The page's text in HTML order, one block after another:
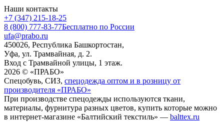
Наши контакты
+7 (347) 215-18-25
8 (800) 777-83-77Бесплатно по России
ufa@prabo.ru
450026, Республика Башкортостан,
Уфа, ул. Трамвайная, д. 2.
Вход с Трамвайной улицы, 1 этаж.
2026 © «ПРАБО»
Спецобувь, СИЗ, спецодежда оптом и в розницу от
производителя «ПРАБО»
При производстве спецодежды используются ткани,
материалы, фурнитура разных цветов, купить которые можно
в интернет-магазине «Балтийский текстиль» — balttex.ru